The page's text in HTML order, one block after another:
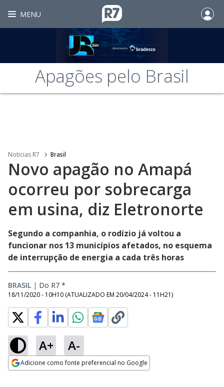
MENU
Apagões pelo Brasil
Noticias R7 Brasil
Novo apagão no Amapá
ocorreu por sobrecarga
em usina, diz Eletronorte
Segundo a companhia, o rodízio já voltou a
funcionar nos 13 municípios afetados, no esquema
de interrupção de energia a cada três horas
BRASIL | Do R7 *
18/11/2020 - 10H10 (ATUALIZADO EM 20/04/2024 - 11H21)
A+ A-
Adicione como fonte preferencial no Google